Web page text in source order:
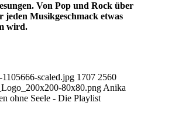
Von Pop und Rock über
jeden Musikgeschmack etwas
wird.
scaled.jpg 1707 2560
80x80.png Anika
ohne Seele - Die Playlist